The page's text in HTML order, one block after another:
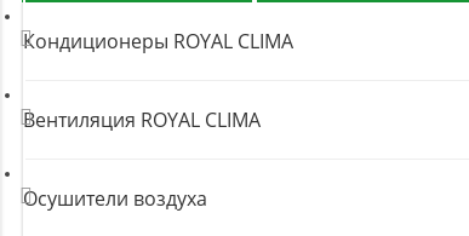
Кондиционеры ROYAL CLIMA
Вентиляция ROYAL CLIMA
Осушители воздуха